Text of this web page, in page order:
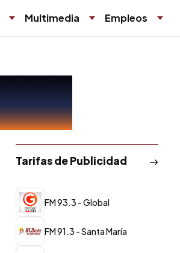
Multimedia Empleos
Tarifas de Publicidad
FM 93.3 - Global
FM 91.3 - Santa María